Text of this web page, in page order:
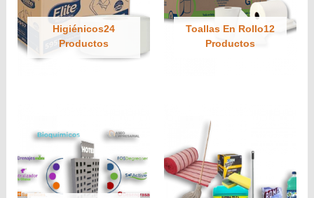
Higiénicos24
Productos
Toallas En Rollo12
Productos